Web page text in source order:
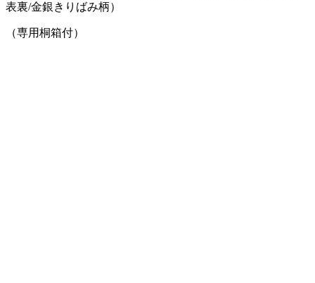
表裏/金銀きりばみ柄）
（専用桐箱付）